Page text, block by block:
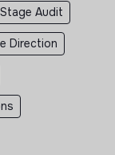
Stage Audit
Direction